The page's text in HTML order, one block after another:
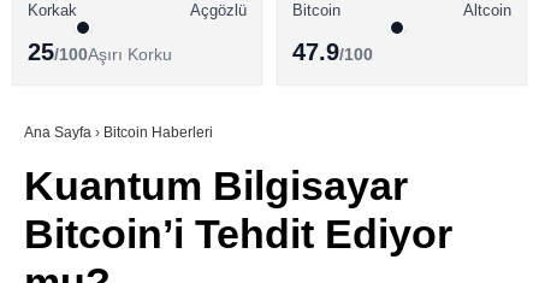
Youtube
TikTok
ALTCOİN HABERLERİ
SÖZLÜK
Korkak
Açgözlü
25/100Aşırı Korku
Bitcoin
Altcoin
47.9/100
Ana Sayfa › Bitcoin Haberleri
Kuantum Bilgisayar
Bitcoin’i Tehdit Ediyor